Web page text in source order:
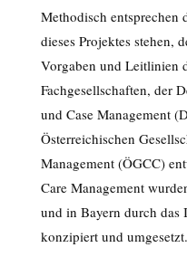
Methodisch entsprechen
dieses Projektes stehen,
Vorgaben und Leitlinien
Fachgesellschaften, der
und Case Management
Österreichischen
Management (ÖGCC)
Care Management
und in Bayern durch das
konzipiert und umgesetzt.